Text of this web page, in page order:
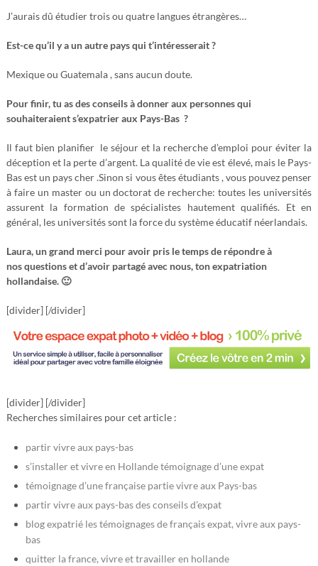
J’aurais dû étudier trois ou quatre langues étrangères…
Est-ce qu’il y a un autre pays qui t’intéresserait ?
Mexique ou Guatemala , sans aucun doute.
Pour finir, tu as des conseils à donner aux personnes qui
souhaiteraient s’expatrier aux Pays-Bas ?
Il faut bien planifier le séjour et la recherche d’emploi pour éviter la
déception et la perte d’argent. La qualité de vie est élevé, mais le Pays-
Bas est un pays cher .Sinon si vous êtes étudiants , vous pouvez penser
à faire un master ou un doctorat de recherche: toutes les universités
assurent la formation de spécialistes hautement qualifiés. Et en
général, les universités sont la force du système éducatif néerlandais.
Laura, un grand merci pour avoir pris le temps de répondre à
nos questions et d’avoir partagé avec nous, ton expatriation
hollandaise. 🙂
[divider] [/divider]
[divider] [/divider]
Recherches similaires pour cet article :
partir vivre aux pays-bas
s’installer et vivre en Hollande témoignage d’une expat
témoignage d’une française partie vivre aux Pays-bas
partir vivre aux pays-bas des conseils d’expat
blog expatrié les témoignages de français expat, vivre aux pays-
bas
quitter la france, vivre et travailler en hollande